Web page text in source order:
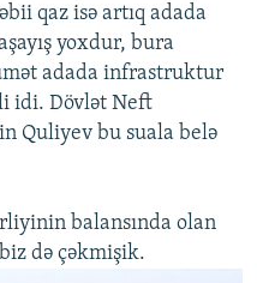
qaz isə artıq adada
yoxdur, bura
adada infrastruktur
idi. Dövlət Neft
Quliyev bu suala belə
balansında olan
də çəkmişik.